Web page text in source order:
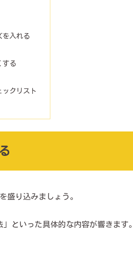
を入れる
する
ックリスト
盛り込みましょう。
といった具体的な内容が響きます。